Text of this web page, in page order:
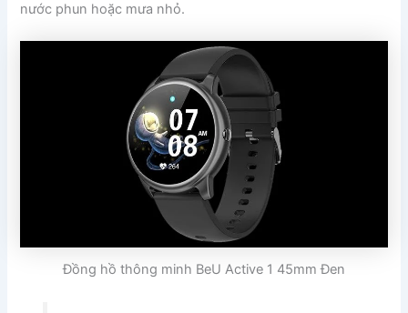
nước phun hoặc mưa nhỏ.
Đồng hồ thông minh BeU Active 1 45mm Đen